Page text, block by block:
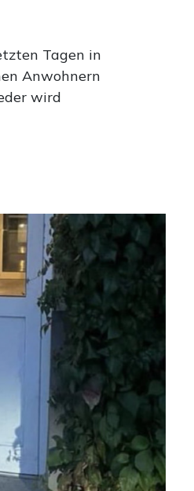
Tagen in
Anwohnern
wird